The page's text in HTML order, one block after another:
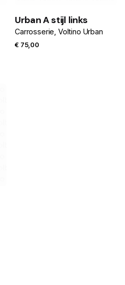
Urban A stijl links
Carrosserie Voltino Urban
€75,00